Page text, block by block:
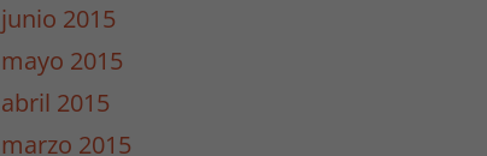
junio 2015
mayo 2015
abril 2015
marzo 2015